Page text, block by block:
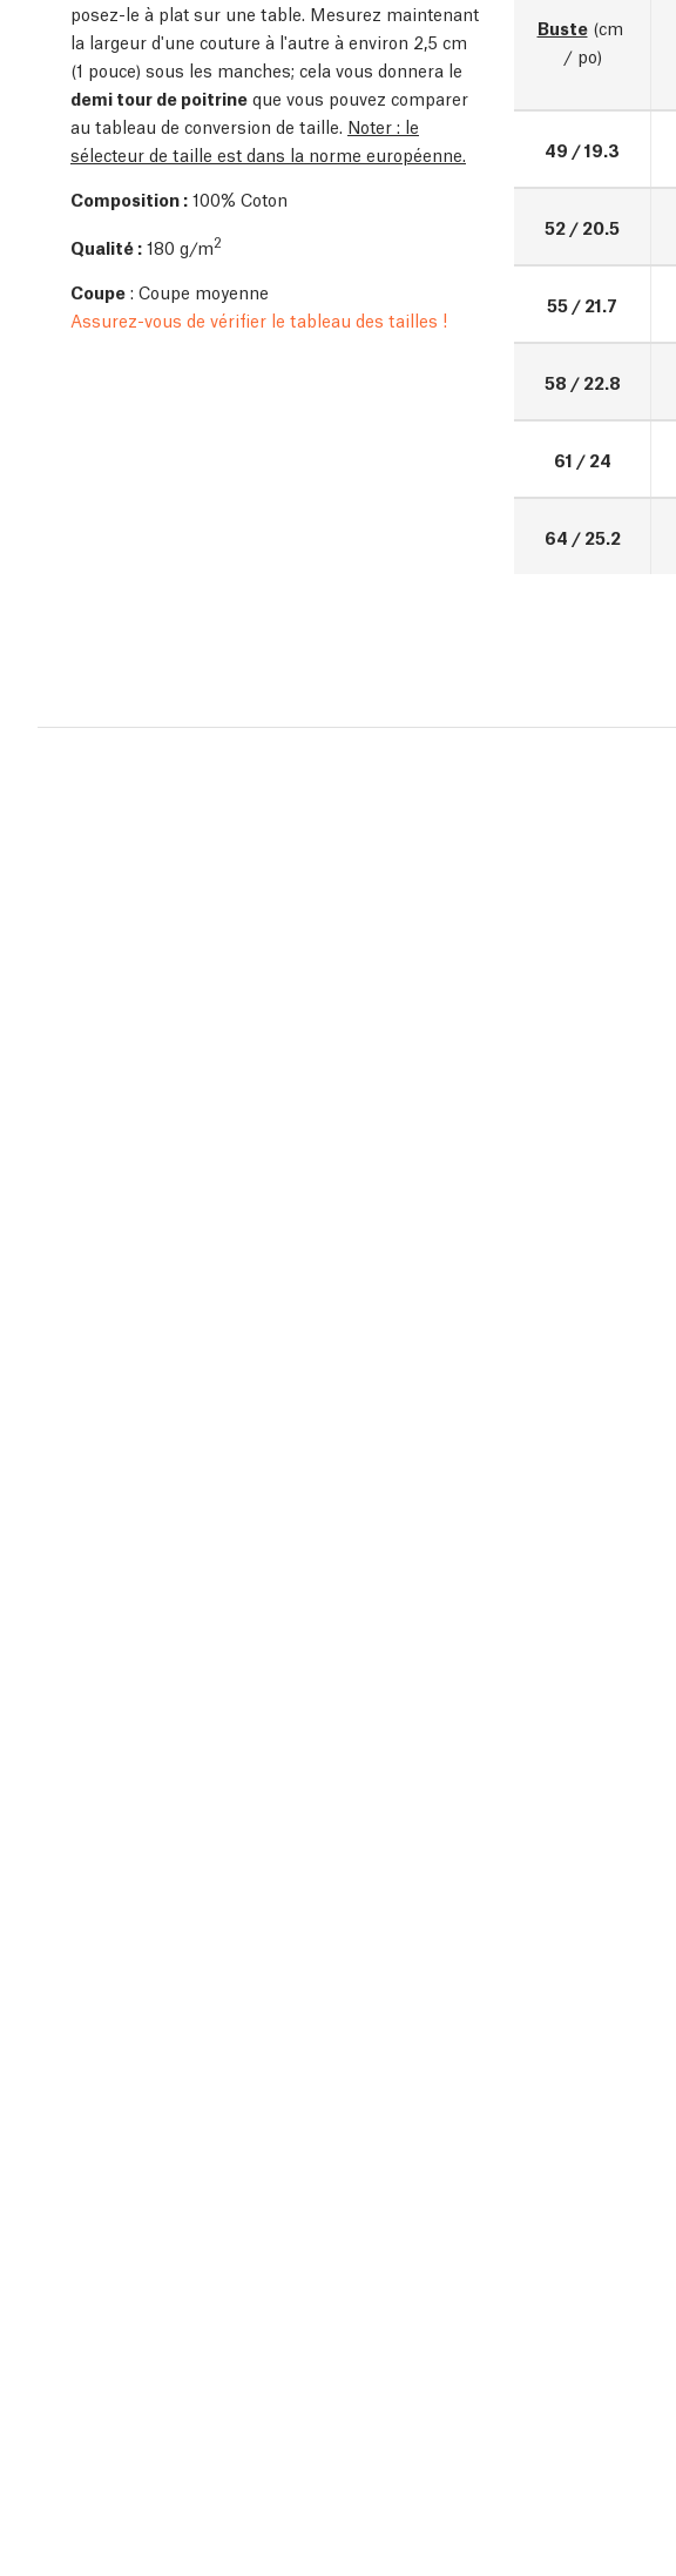
posez-le à plat sur une table. Mesurez maintenant
la largeur d'une couture à l'autre à environ 2,5 cm
(1 pouce) sous les manches; cela vous donnera le
demi tour de poitrine que vous pouvez comparer
au tableau de conversion de taille. Noter : le
sélecteur de taille est dans la norme européenne.
Composition : 100% Coton
Qualité : 180 g/m2
Coupe : Coupe moyenne
Assurez-vous de vérifier le tableau des tailles !
Buste (cm
/ po)
49 / 19.3
52 / 20.5
55 / 21.7
58 / 22.8
61 / 24
64 / 25.2